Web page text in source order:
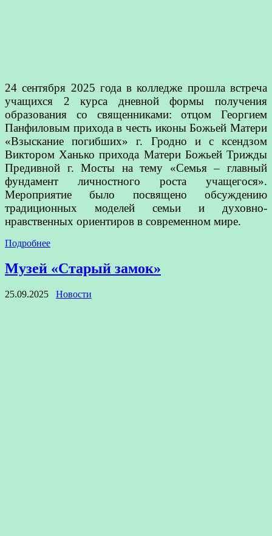
24 сентября 2025 года в колледже прошла встреча
учащихся 2 курса дневной формы получения
образования со священниками: отцом Георгием
Панфиловым прихода в честь иконы Божьей Матери
«Взыскание погибших» г. Гродно и с ксендзом
Виктором Ханько прихода Матери Божьей Трижды
Предивной г. Мосты на тему «Семья – главный
фундамент личностного роста учащегося».
Мероприятие было посвящено обсуждению
традиционных моделей семьи и духовно-
нравственных ориентиров в современном мире.
Подробнее
Музей «Старый замок»
25.09.2025 Новости